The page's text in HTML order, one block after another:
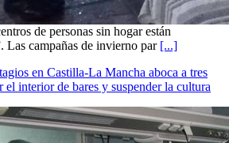
de personas sin hogar están
Las campañas de invierno par [...]
en Castilla-La Mancha aboca a tres
el interior de bares y suspender la cultura